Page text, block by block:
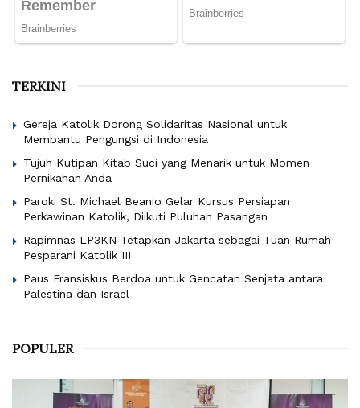
TERKINI
Gereja Katolik Dorong Solidaritas Nasional untuk
Membantu Pengungsi di Indonesia
Tujuh Kutipan Kitab Suci yang Menarik untuk Momen
Pernikahan Anda
Paroki St. Michael Beanio Gelar Kursus Persiapan
Perkawinan Katolik, Diikuti Puluhan Pasangan
Rapimnas LP3KN Tetapkan Jakarta sebagai Tuan Rumah
Pesparani Katolik III
Paus Fransiskus Berdoa untuk Gencatan Senjata antara
Palestina dan Israel
POPULER